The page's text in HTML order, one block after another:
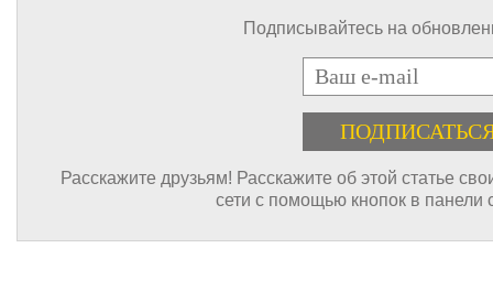
Подписывайтесь на
E-mail
Расскажите друзьям! Расскажите об этой статье
сети с помощью кнопок в панели